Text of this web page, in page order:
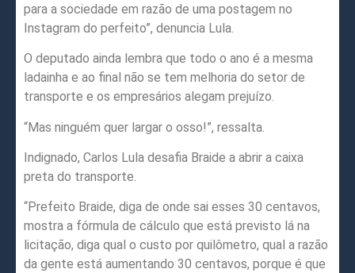
para a sociedade em razão de uma postagem no
Instagram do perfeito”, denuncia Lula.
O deputado ainda lembra que todo o ano é a mesma
ladainha e ao final não se tem melhoria do setor de
transporte e os empresários alegam prejuízo.
“Mas ninguém quer largar o osso!”, ressalta.
Indignado, Carlos Lula desafia Braide a abrir a caixa
preta do transporte.
“Prefeito Braide, diga de onde sai esses 30 centavos,
mostra a fórmula de cálculo que está previsto lá na
licitação, diga qual o custo por quilômetro, qual a razão
da gente está aumentando 30 centavos, porque é que